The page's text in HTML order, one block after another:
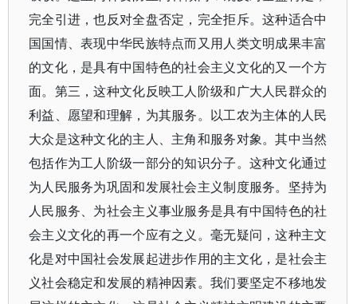
完全引进，也反对全盘否定，完全拒斥。这种适合中
国国情、表现中华民族特点而又用人类文明成果丰富
的文化，是具有中国特色的社会主义文化的又一个方
面。第三，这种文化反映工人阶级和广大人民群众的
利益、愿望和理解，为其服务。以工农为主体的人民
大众是这种文化的主人、主角和服务对象。其中当然
包括作为工人阶级一部分的知识分子。这种文化通过
为人民服务为巩固和发展社会主义制度服务。坚持为
人民服务、为社会主义事业服务是具有中国特色的社
会主义文化的再一个应有之义。毫无疑问，这种主文
化是对中国社会发展起进步作用的主文化，是社会主
义社会稳定和发展的精神因素。我们要坚定不移地发